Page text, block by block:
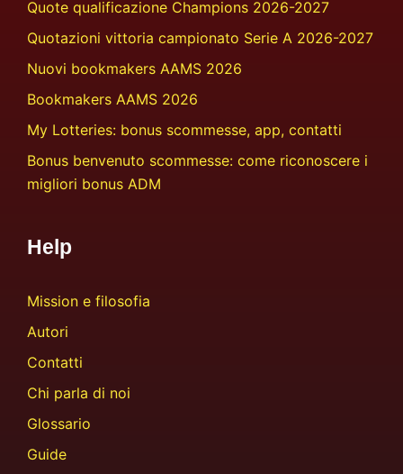
Quote qualificazione Champions 2026-2027
Quotazioni vittoria campionato Serie A 2026-2027
Nuovi bookmakers AAMS 2026
Bookmakers AAMS 2026
My Lotteries: bonus scommesse, app, contatti
Bonus benvenuto scommesse: come riconoscere i
migliori bonus ADM
Help
Mission e filosofia
Autori
Contatti
Chi parla di noi
Glossario
Guide